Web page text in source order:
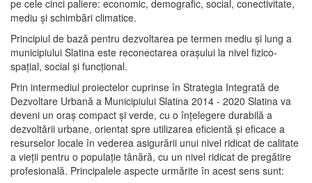
pe cele cinci paliere: economic, demografic, social, conectivitate,
mediu şi schimbări climatice.
Principiul de bază pentru dezvoltarea pe termen mediu şi lung a
municipiului Slatina este reconectarea oraşului la nivel fizico-
spaţial, social şi funcţional.
Prin intermediul proiectelor cuprinse în Strategia Integrată de
Dezvoltare Urbană a Municipiului Slatina 2014 - 2020 Slatina va
deveni un oraş compact şi verde, cu o înţelegere durabilă a
dezvoltării urbane, orientat spre utilizarea eficientă şi eficace a
resurselor locale în vederea asigurării unui nivel ridicat de calitate
a vieţii pentru o populaţie tânără, cu un nivel ridicat de pregătire
profesională. Principalele aspecte urmărite în acest sens sunt: